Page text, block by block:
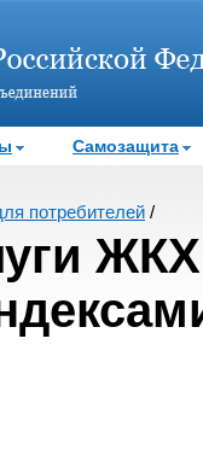
Самозащита
потребителей /
ЖКХ